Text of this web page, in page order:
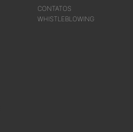
CONTATOS
WHISTLEBLOWING